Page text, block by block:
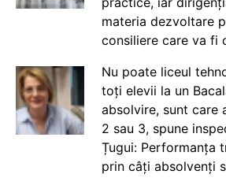
materia dezvoltare
consiliere care va fi
Nu poate liceul
toți elevii la un
absolvire, sunt care
2 sau 3, spune
Țugui: Performanța
prin câți absolvenți